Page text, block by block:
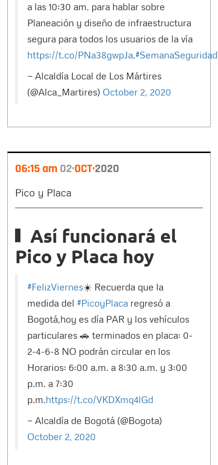
a las 10:30 am. para hablar sobre
Planeación y diseño de infraestructura
segura para todos los usuarios de la vía
https://t.co/PNa38gwpJa.
— Alcaldía Local de Los Mártires
(@Alca_Martires) October 2, 2020
06:15 am 02 OCT 2020
Pico y Placa
Así funcionará el
Pico y Placa hoy
#FelizViernes☀️ Recuerda que la
medida del #PicoyPlaca regresó a
Bogotá,hoy es día PAR y los vehículos
particulares 🚗 terminados en placa: 0-
2-4-6-8 NO podrán circular en los
Horarios: 6:00 a.m. a 8:30 a.m. y 3:00
p.m. a 7:30
p.m.https://t.co/VKDXmq4lGd
— Alcaldía de Bogotá (@Bogota)
October 2, 2020